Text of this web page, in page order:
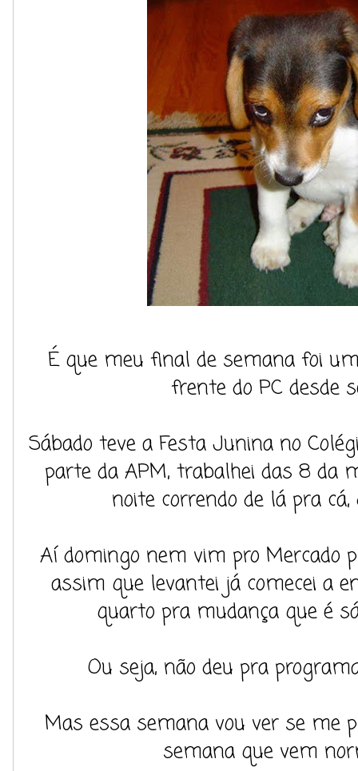
É que meu final de semana foi
frente do PC desde
Sábado teve a Festa Junina no
parte da APM, trabalhei das 8 da
noite correndo de lá pra
Aí domingo nem vim pro Mercado
assim que levantei já comecei a
quarto pra mudança que é
Ou seja, não deu pra
Mas essa semana vou ver se me
semana que vem